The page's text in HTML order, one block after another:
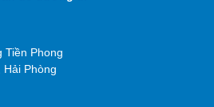
Phong
Phòng